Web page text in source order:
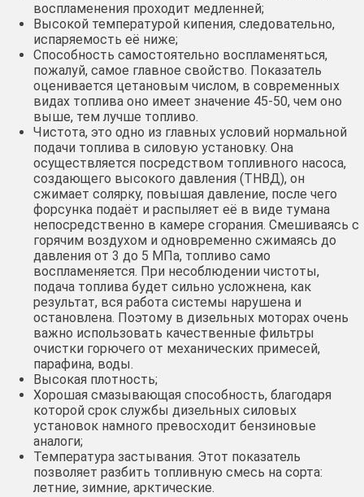
воспламенения проходит медленней;
Высокой температурой кипения, следовательно,
испаряемость её ниже;
Способность самостоятельно воспламеняться,
пожалуй, самое главное свойство. Показатель
оценивается цетановым числом, в современных
видах топлива оно имеет значение 45-50, чем оно
выше, тем лучше топливо.
Чистота, это одно из главных условий нормальной
подачи топлива в силовую установку. Она
осуществляется посредством топливного насоса,
создающего высокого давления (ТНВД), он
сжимает солярку, повышая давление, после чего
форсунка подаёт и распыляет её в виде тумана
непосредственно в камере сгорания. Смешиваясь с
горячим воздухом и одновременно сжимаясь до
давления от 3 до 5 МПа, топливо само
воспламеняется. При несоблюдении чистоты,
подача топлива будет сильно усложнена, как
результат, вся работа системы нарушена и
остановлена. Поэтому в дизельных моторах очень
важно использовать качественные фильтры
очистки горючего от механических примесей,
парафина, воды.
Высокая плотность;
Хорошая смазывающая способность, благодаря
которой срок службы дизельных силовых
установок намного превосходит бензиновые
аналоги;
Температура застывания. Этот показатель
позволяет разбить топливную смесь на сорта:
летние, зимние, арктические.